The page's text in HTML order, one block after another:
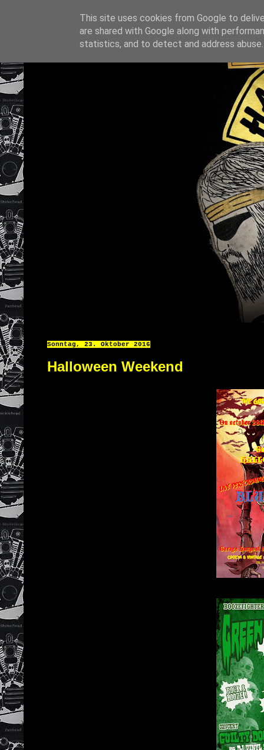
Sonntag, 23. Oktober 2016
Halloween Weekend
This site uses cookies from Google to
are shared with Google along with
statistics, and to detect and address abuse.